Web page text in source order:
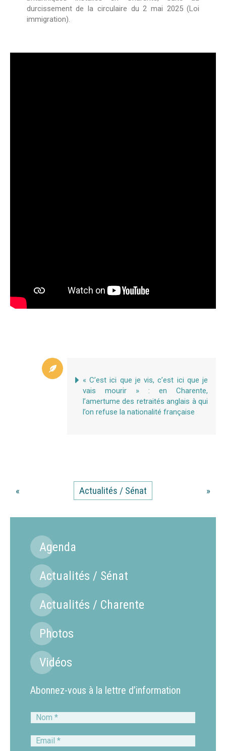
durcissement de la circulaire du 2 mai 2025 (Loi
immigration).
« C’est ici que je vis, c’est ici que je
vais mourir » : en Charente,
l’amertume des retraités anglais à qui
l’on refuse la nationalité française
« Actualités / Sénat »
Agenda
Actualités / Sénat
Actualités / Charente
Photos
Vidéos
Abonnez-vous à la lettre d’information
Nom
Email